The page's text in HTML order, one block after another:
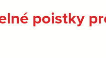
poistky